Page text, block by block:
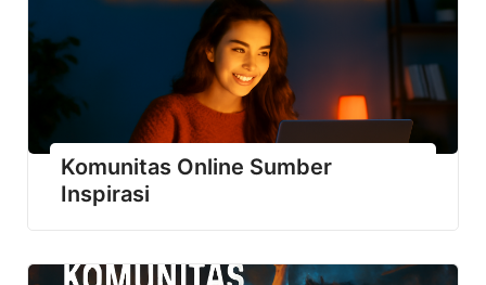
Komunitas Online Sumber
Inspirasi